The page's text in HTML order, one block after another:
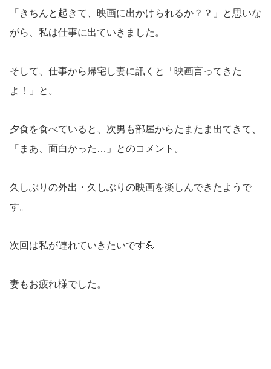
「きちんと起きて、映画に出かけられるか？？」と思いな
がら、私は仕事に出ていきました。
そして、仕事から帰宅し妻に訊くと「映画言ってきた
よ！」と。
夕食を食べていると、次男も部屋からたまたま出てきて、
「まあ、面白かった…」とのコメント。
久しぶりの外出・久しぶりの映画を楽しんできたようで
す。
次回は私が連れていきたいです💪
妻もお疲れ様でした。